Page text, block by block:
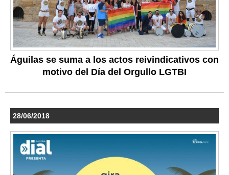
Águilas se suma a los actos reivindicativos con
motivo del Día del Orgullo LGTBI
28/06/2018